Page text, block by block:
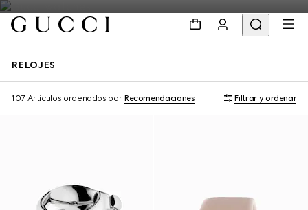
RELOJES
107 Artículos ordenados por Recomendaciones Filtrar y ordenar